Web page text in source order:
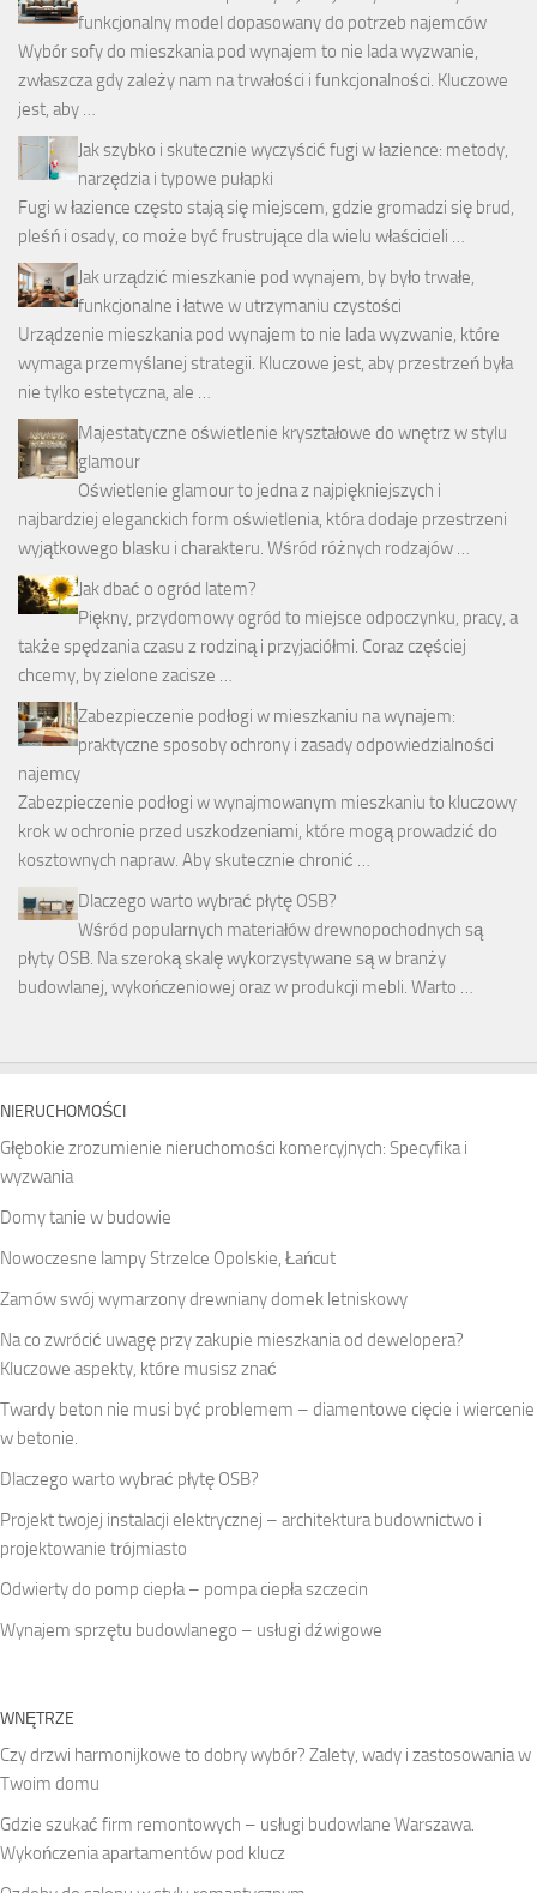
funkcjonalny model dopasowany do potrzeb najemców
Wybór sofy do mieszkania pod wynajem to nie lada wyzwanie,
zwłaszcza gdy zależy nam na trwałości i funkcjonalności. Kluczowe
jest, aby …
Jak szybko i skutecznie wyczyścić fugi w łazience: metody,
narzędzia i typowe pułapki
Fugi w łazience często stają się miejscem, gdzie gromadzi się brud,
pleśń i osady, co może być frustrujące dla wielu właścicieli …
Jak urządzić mieszkanie pod wynajem, by było trwałe,
funkcjonalne i łatwe w utrzymaniu czystości
Urządzenie mieszkania pod wynajem to nie lada wyzwanie, które
wymaga przemyślanej strategii. Kluczowe jest, aby przestrzeń była
nie tylko estetyczna, ale …
Majestatyczne oświetlenie kryształowe do wnętrz w stylu
glamour
Oświetlenie glamour to jedna z najpiękniejszych i
najbardziej eleganckich form oświetlenia, która dodaje przestrzeni
wyjątkowego blasku i charakteru. Wśród różnych rodzajów …
Jak dbać o ogród latem?
Piękny, przydomowy ogród to miejsce odpoczynku, pracy, a
także spędzania czasu z rodziną i przyjaciółmi. Coraz częściej
chcemy, by zielone zacisze …
Zabezpieczenie podłogi w mieszkaniu na wynajem:
praktyczne sposoby ochrony i zasady odpowiedzialności
najemcy
Zabezpieczenie podłogi w wynajmowanym mieszkaniu to kluczowy
krok w ochronie przed uszkodzeniami, które mogą prowadzić do
kosztownych napraw. Aby skutecznie chronić …
Dlaczego warto wybrać płytę OSB?
Wśród popularnych materiałów drewnopochodnych są
płyty OSB. Na szeroką skalę wykorzystywane są w branży
budowlanej, wykończeniowej oraz w produkcji mebli. Warto …
NIERUCHOMOŚCI
Głębokie zrozumienie nieruchomości komercyjnych: Specyfika i
wyzwania
Domy tanie w budowie
Nowoczesne lampy Strzelce Opolskie, Łańcut
Zamów swój wymarzony drewniany domek letniskowy
Na co zwrócić uwagę przy zakupie mieszkania od dewelopera?
Kluczowe aspekty, które musisz znać
Twardy beton nie musi być problemem – diamentowe cięcie i wiercenie
w betonie.
Dlaczego warto wybrać płytę OSB?
Projekt twojej instalacji elektrycznej – architektura budownictwo i
projektowanie trójmiasto
Odwierty do pomp ciepła – pompa ciepła szczecin
Wynajem sprzętu budowlanego – usługi dźwigowe
WNĘTRZE
Czy drzwi harmonijkowe to dobry wybór? Zalety, wady i zastosowania w
Twoim domu
Gdzie szukać firm remontowych – usługi budowlane Warszawa.
Wykończenia apartamentów pod klucz